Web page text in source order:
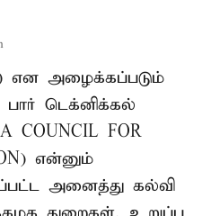
என அழைக்கப்படும்
டெக்னிக்கல்
FOR
என்னும்
அனைத்து கல்வி